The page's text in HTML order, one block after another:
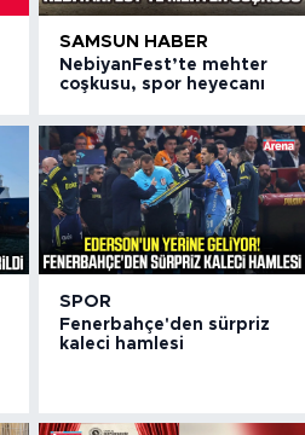
SAMSUN HABER
NebiyanFest’te mehter
coşkusu, spor heyecanı
SPOR
Fenerbahçe'den sürpriz
kaleci hamlesi